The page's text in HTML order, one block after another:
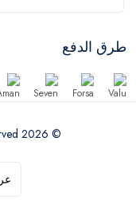
طرق الدفع
© 2026 Kza Meeza. All Rights Reserved